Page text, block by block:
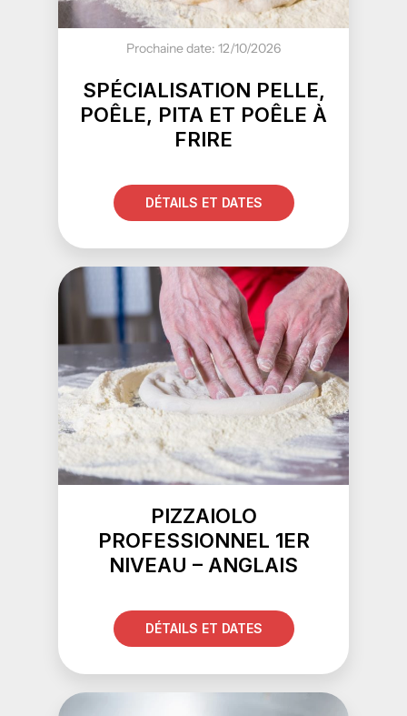
Prochaine date: 12/10/2026
SPÉCIALISATION PELLE,
POÊLE, PITA ET POÊLE À
FRIRE
DÉTAILS ET DATES
PIZZAIOLO
PROFESSIONNEL 1ER
NIVEAU – ANGLAIS
DÉTAILS ET DATES